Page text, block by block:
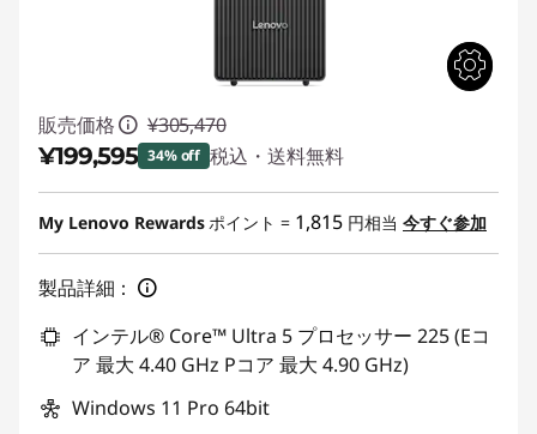
販売価格 ¥305,470
¥199,595 34% off 税込・送料無料
特別割引 :-¥105,875
My Lenovo Rewardsポイント = 1,815 円相当 今すぐ参加
製品詳細：
インテル® Core™ Ultra 5 プロセッサー 225 (Eコ
ア 最大 4.40 GHz Pコア 最大 4.90 GHz)
Windows 11 Pro 64bit